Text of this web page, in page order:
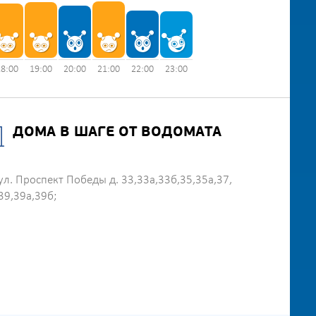
19:00 20:00 21:00 22:00 23:00
ДОМА В ШАГЕ ОТ ВОДОМАТА
Проспект Победы д. 33,33а,33б,35,35а,37,